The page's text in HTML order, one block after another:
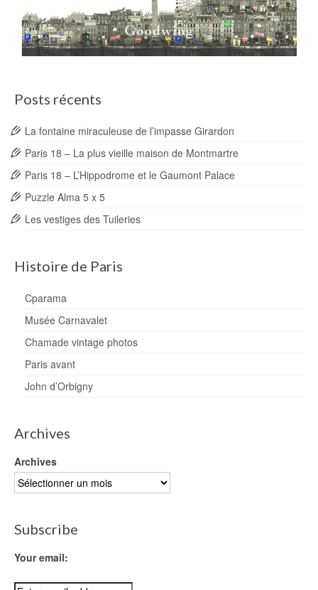
Posts récents
La fontaine miraculeuse de l’impasse Girardon
Paris 18 – La plus vieille maison de Montmartre
Paris 18 – L’Hippodrome et le Gaumont Palace
Puzzle Alma 5 x 5
Les vestiges des Tuileries
Histoire de Paris
Cparama
Musée Carnavalet
Chamade vintage photos
Paris avant
John d’Orbigny
Archives
Archives
Subscribe
Your email: